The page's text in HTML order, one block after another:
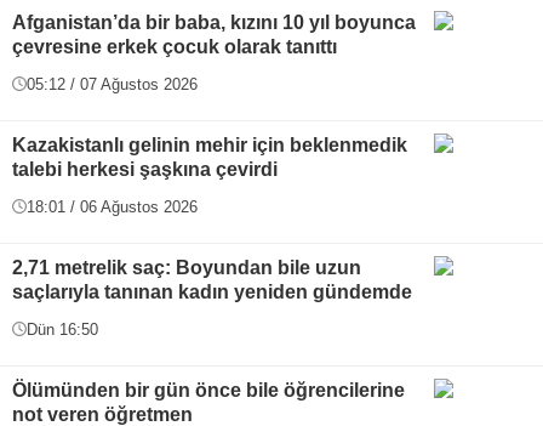
Afganistan’da bir baba, kızını 10 yıl boyunca
çevresine erkek çocuk olarak tanıttı
05:12 / 07 Ağustos 2026
Kazakistanlı gelinin mehir için beklenmedik
talebi herkesi şaşkına çevirdi
18:01 / 06 Ağustos 2026
2,71 metrelik saç: Boyundan bile uzun
saçlarıyla tanınan kadın yeniden gündemde
Dün 16:50
Ölümünden bir gün önce bile öğrencilerine
not veren öğretmen